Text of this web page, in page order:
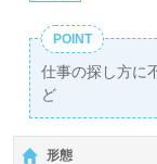
POINT
仕事の探し方に
ど
弊社担当が1対1
形態